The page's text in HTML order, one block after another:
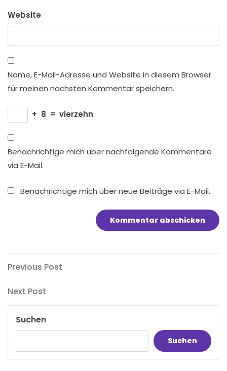
Website
Name, E-Mail-Adresse und Website in diesem Browser
für meinen nächsten Kommentar speichern.
+ 8 = vierzehn
Benachrichtige mich über nachfolgende Kommentare
via E-Mail.
Benachrichtige mich über neue Beiträge via E-Mail.
Beitragsnavigation
Previous
Previous Post
Next
Next Post
Suchen
Suchen